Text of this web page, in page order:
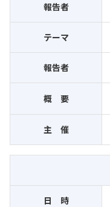
報告者
テーマ
報告者
概 要
主 催
日 時